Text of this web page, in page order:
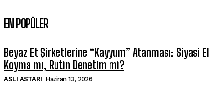
EN POPÜLER
Beyaz Et Şirketlerine “Kayyum” Atanması: Siyasi El
Koyma mı, Rutin Denetim mi?
ASLI ASTARI Haziran 13, 2026